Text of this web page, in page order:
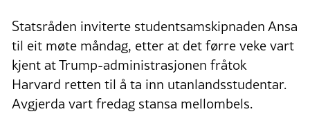
Statsråden inviterte studentsamskipnaden Ansa
til eit møte måndag, etter at det førre veke vart
kjent at Trump-administrasjonen fråtok
Harvard retten til å ta inn utanlandsstudentar.
Avgjerda vart fredag stansa mellombels.